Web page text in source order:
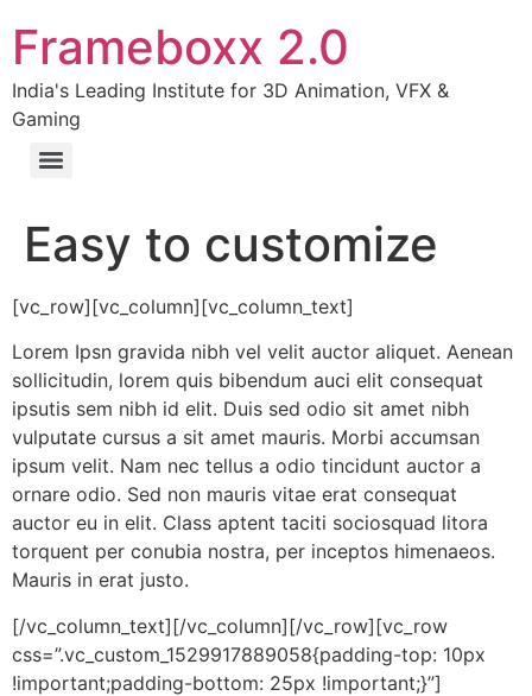
Frameboxx 2.0
India's Leading Institute for 3D Animation, VFX &
Gaming
Easy to customize
[vc_row][vc_column][vc_column_text]
Lorem Ipsn gravida nibh vel velit auctor aliquet. Aenean
sollicitudin, lorem quis bibendum auci elit consequat
ipsutis sem nibh id elit. Duis sed odio sit amet nibh
vulputate cursus a sit amet mauris. Morbi accumsan
ipsum velit. Nam nec tellus a odio tincidunt auctor a
ornare odio. Sed non mauris vitae erat consequat
auctor eu in elit. Class aptent taciti sociosquad litora
torquent per conubia nostra, per inceptos himenaeos.
Mauris in erat justo.
[/vc_column_text][/vc_column][/vc_row][vc_row
css=”.vc_custom_1529917889058{padding-top: 10px
!important;padding-bottom: 25px !important;}”]